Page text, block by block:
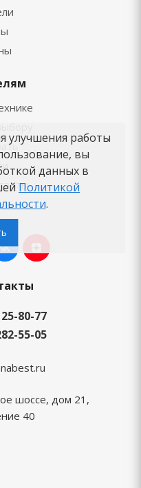
80-77
55-05
шоссе, дом 21,
40
улучшения работы
вы
данных в
Политикой
.